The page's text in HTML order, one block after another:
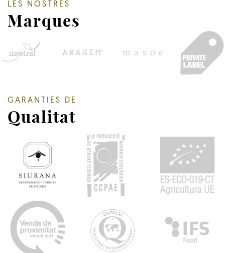
LES NOSTRES
Marques
GARANTIES DE
Qualitat